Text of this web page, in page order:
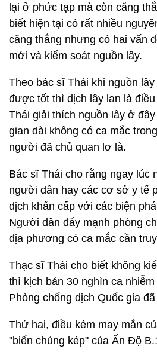
lại ở phức tạp mà còn căng
biết hiện tại có rất nhiều
căng thẳng nhưng có hai vấn
mới và kiểm soát nguồn lây.
Theo bác sĩ Thái khi nguồn
được tốt thì dịch lây lan là
Thái giải thích nguồn lây ở
gian dài không có ca mắc
người đã chủ quan lơ là.
Bác sĩ Thái cho rằng ngay lúc
người dân hay các cơ sở y tế
dịch khẩn cấp với các biện
Người dân đẩy mạnh phòng
địa phương có ca mắc cần
Thạc sĩ Thái cho biết không
thì kịch bản 30 nghìn ca
Phòng chống dịch Quốc gia
Thứ hai, điều kém may mắn
"biến chủng kép" của Ấn Độ